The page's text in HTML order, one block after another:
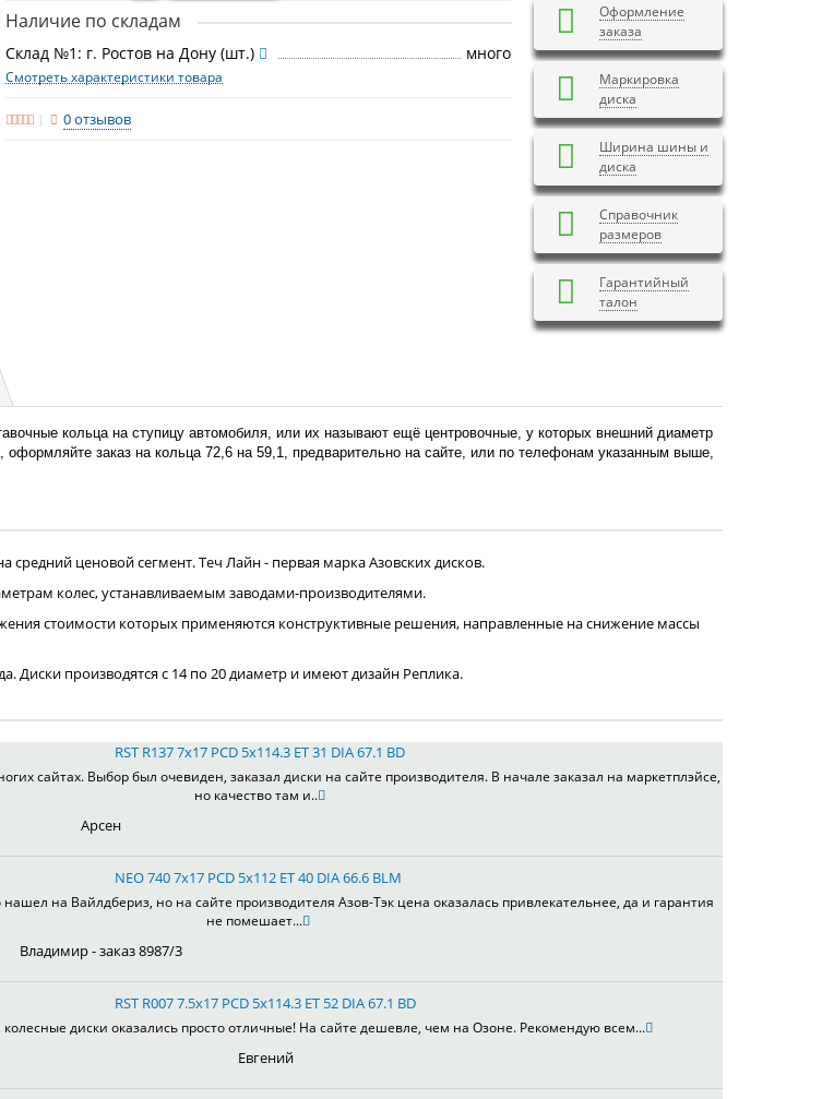
Наличие по складам
Склад №1: г. Ростов на Дону (шт.) много
Смотреть характеристики товара
0 отзывов
Оформление
заказа
Маркировка
диска
Ширина шины и
диска
Справочник
размеров
Гарантийный
талон
кольца на ступицу автомобиля, или их называют ещё центровочные, у которых внешний диаметр
заказ на кольца 72,6 на 59,1, предварительно на сайте, или по телефонам указанным выше,
ценовой сегмент. Теч Лайн - первая марка Азовских дисков.
колес, устанавливаемым заводами-производителями.
стоимости которых применяются конструктивные решения, направленные на снижение массы
Диски производятся с 14 по 20 диаметр и имеют дизайн Реплика.
RST R137 7x17 PCD 5x114.3 ET 31 DIA 67.1 BD
сайтах. Выбор был очевиден, заказал диски на сайте производителя. В начале заказал на маркетплэйсе,
но качество там и..
Арсен
NEO 740 7x17 PCD 5x112 ET 40 DIA 66.6 BLM
на Вайлдбериз, но на сайте производителя Азов-Тэк цена оказалась привлекательнее, да и гарантия
не помешает...
Владимир - заказ 8987/3
RST R007 7.5x17 PCD 5x114.3 ET 52 DIA 67.1 BD
колесные диски оказались просто отличные! На сайте дешевле, чем на Озоне. Рекомендую всем...
Евгений